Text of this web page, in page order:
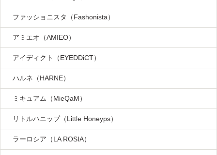
ファッショニスタ（Fashonista）
アミエオ（AMIEO）
アイディクト（EYEDDiCT）
ハルネ（HARNE）
ミキュアム（MieQaM）
リトルハニップ（Little Honeyps）
ラーロシア（LA ROSIA）